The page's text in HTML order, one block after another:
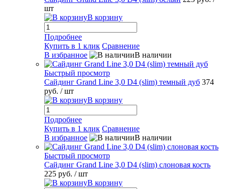
шт
В корзину
Подробнее
Купить в 1 клик Сравнение
В избранное
В наличии
Быстрый просмотр
Сайдинг Grand Line 3,0 D4 (slim) темный дуб 374
руб. / шт
В корзину
Подробнее
Купить в 1 клик Сравнение
В избранное
В наличии
Быстрый просмотр
Сайдинг Grand Line 3,0 D4 (slim) слоновая кость
225 руб. / шт
В корзину